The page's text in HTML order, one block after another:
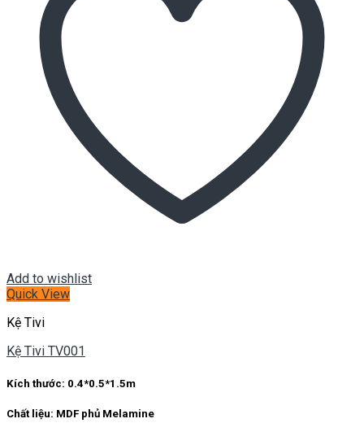
Add to wishlist
Quick View
Kệ Tivi
Kệ Tivi TV001
Kích thước: 0.4*0.5*1.5m
Chất liệu: MDF phủ Melamine